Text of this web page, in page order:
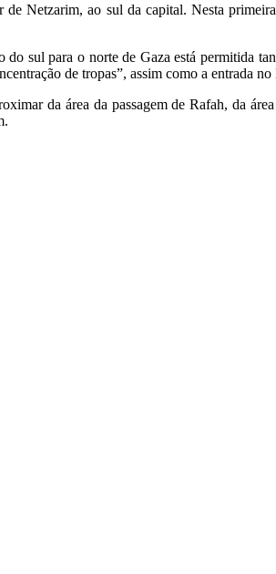
Netzarim, ao sul da capital. Nesta
sul para o norte de Gaza está permitida
de tropas”, assim como a entrada
da área da passagem de Rafah, da